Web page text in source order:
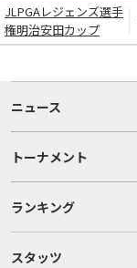
JLPGAレジェンズ選手
権明治安田カップ
ニュース
トーナメント
ランキング
スタッツ